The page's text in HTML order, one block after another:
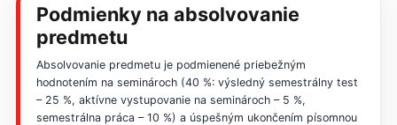
Podmienky na absolvovanie
predmetu
Absolvovanie predmetu je podmienené priebežným
hodnotením na seminároch (40 %: výsledný semestrálny test
– 25 %, aktívne vystupovanie na seminároch – 5 %,
semestrálna práca – 10 %) a úspešným ukončením písomnou